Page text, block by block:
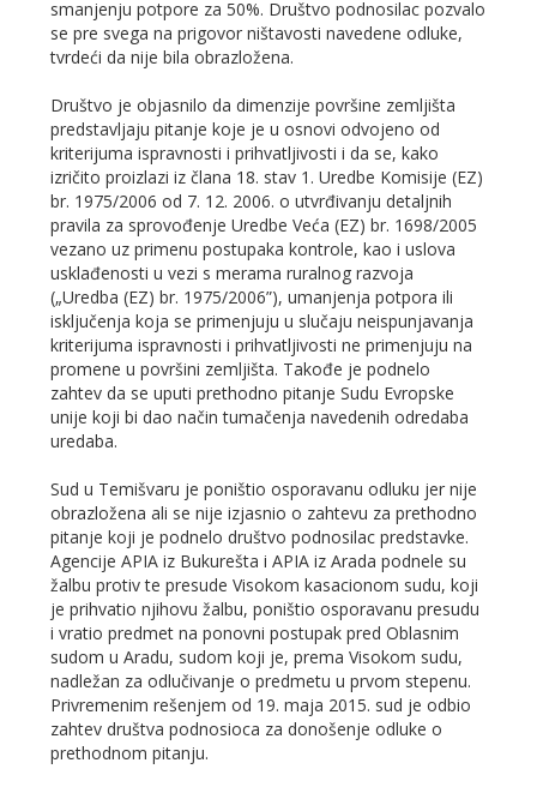
smanjenju potpore za 50%. Društvo podnosilac pozvalo
se pre svega na prigovor ništavosti navedene odluke,
tvrdeći da nije bila obrazložena.
Društvo je objasnilo da dimenzije površine zemljišta
predstavljaju pitanje koje je u osnovi odvojeno od
kriterijuma ispravnosti i prihvatljivosti i da se, kako
izričito proizlazi iz člana 18. stav 1. Uredbe Komisije (EZ)
br. 1975/2006 od 7. 12. 2006. o utvrđivanju detaljnih
pravila za sprovođenje Uredbe Veća (EZ) br. 1698/2005
vezano uz primenu postupaka kontrole, kao i uslova
usklađenosti u vezi s merama ruralnog razvoja
(„Uredba (EZ) br. 1975/2006”), umanjenja potpora ili
isključenja koja se primenjuju u slučaju neispunjavanja
kriterijuma ispravnosti i prihvatljivosti ne primenjuju na
promene u površini zemljišta. Takođe je podnelo
zahtev da se uputi prethodno pitanje Sudu Evropske
unije koji bi dao način tumačenja navedenih odredaba
uredaba.
Sud u Temišvaru je poništio osporavanu odluku jer nije
obrazložena ali se nije izjasnio o zahtevu za prethodno
pitanje koji je podnelo društvo podnosilac predstavke.
Agencije APIA iz Bukurešta i APIA iz Arada podnele su
žalbu protiv te presude Visokom kasacionom sudu, koji
je prihvatio njihovu žalbu, poništio osporavanu presudu
i vratio predmet na ponovni postupak pred Oblasnim
sudom u Aradu, sudom koji je, prema Visokom sudu,
nadležan za odlučivanje o predmetu u prvom stepenu.
Privremenim rešenjem od 19. maja 2015. sud je odbio
zahtev društva podnosioca za donošenje odluke o
prethodnom pitanju.